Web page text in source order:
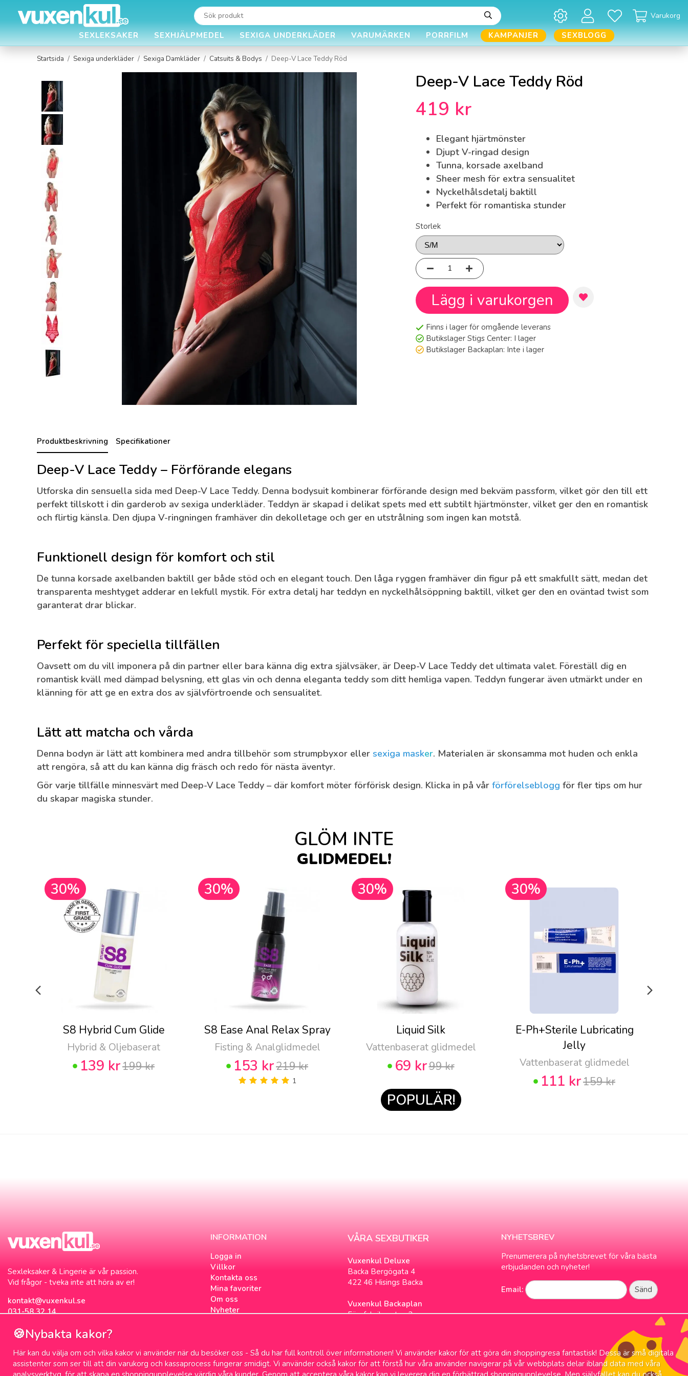
Varukorg
SEXLEKSAKER SEXHJÄLPMEDEL SEXIGA UNDERKLÄDER VARUMÄRKEN PORRFILM KAMPANJER SEXBLOGG
Startsida / Sexiga underkläder / Sexiga Damkläder / Catsuits & Bodys / Deep-V Lace Teddy Röd
Deep-V Lace Teddy Röd
419 kr
Elegant hjärtmönster
Djupt V-ringad design
Tunna, korsade axelband
Sheer mesh för extra sensualitet
Nyckelhålsdetalj baktill
Perfekt för romantiska stunder
Storlek
Lägg i varukorgen
Finns i lager för omgående leverans
Butikslager Stigs Center: I lager
Butikslager Backaplan: Inte i lager
Produktbeskrivning Specifikationer
Deep-V Lace Teddy – Förförande elegans
Utforska din sensuella sida med Deep-V Lace Teddy. Denna bodysuit kombinerar förförande design med bekväm passform, vilket gör den till ett
perfekt tillskott i din garderob av sexiga underkläder. Teddyn är skapad i delikat spets med ett subtilt hjärtmönster, vilket ger den en romantisk
och flirtig känsla. Den djupa V-ringningen framhäver din dekolletage och ger en utstrålning som ingen kan motstå.
Funktionell design för komfort och stil
De tunna korsade axelbanden baktill ger både stöd och en elegant touch. Den låga ryggen framhäver din figur på ett smakfullt sätt, medan det
transparenta meshtyget adderar en lekfull mystik. För extra detalj har teddyn en nyckelhålsöppning baktill, vilket ger den en oväntad twist som
garanterat drar blickar.
Perfekt för speciella tillfällen
Oavsett om du vill imponera på din partner eller bara känna dig extra självsäker, är Deep-V Lace Teddy det ultimata valet. Föreställ dig en
romantisk kväll med dämpad belysning, ett glas vin och denna eleganta teddy som ditt hemliga vapen. Teddyn fungerar även utmärkt under en
klänning för att ge en extra dos av självförtroende och sensualitet.
Lätt att matcha och vårda
Denna bodyn är lätt att kombinera med andra tillbehör som strumpbyxor eller sexiga masker. Materialen är skonsamma mot huden och enkla
att rengöra, så att du kan känna dig fräsch och redo för nästa äventyr.
Gör varje tillfälle minnesvärt med Deep-V Lace Teddy – där komfort möter förförisk design. Klicka in på vår förförelseblogg för fler tips om hur
du skapar magiska stunder.
GLÖM INTE
GLIDMEDEL!
30%
S8 Hybrid Cum Glide
Hybrid & Oljebaserat
139 kr199 kr
30%
S8 Ease Anal Relax Spray
Fisting & Analglidmedel
153 kr219 kr
1
30%
Liquid Silk
Vattenbaserat glidmedel
69 kr99 kr
POPULÄR!
30%
E-Ph+Sterile Lubricating
Jelly
Vattenbaserat glidmedel
111 kr159 kr
Sexleksaker & Lingerie är vår passion.
Vid frågor - tveka inte att höra av er!
kontakt@vuxenkul.se
031-58 32 14
INFORMATION
Logga in
Villkor
Kontakta oss
Mina favoriter
Om oss
Nyheter
Sex & Samlevnad
VÅRA SEXBUTIKER
Vuxenkul Deluxe
Backa Bergögata 4
422 46 Hisings Backa
Vuxenkul Backaplan
Färgfabriksgatan 3
NYHETSBREV
Prenumerera på nyhetsbrevet för våra bästa
erbjudanden och nyheter!
Email:
🍪Nybakta kakor?
Här kan du välja om och vilka kakor vi använder när du besöker oss - Så du har full kontroll över informationen! Vi använder kakor för att göra din shoppingresa fantastisk! Dessa är små digitala
assistenter som ser till att din varukorg och kassaprocess fungerar smidigt. Vi använder också kakor för att förstå hur våra använder navigerar på vår webbplats delar ibland data med våra